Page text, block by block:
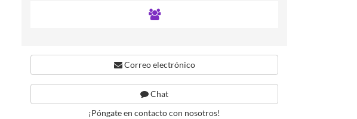
Correo electrónico
Chat
¡Póngate en contacto con nosotros!